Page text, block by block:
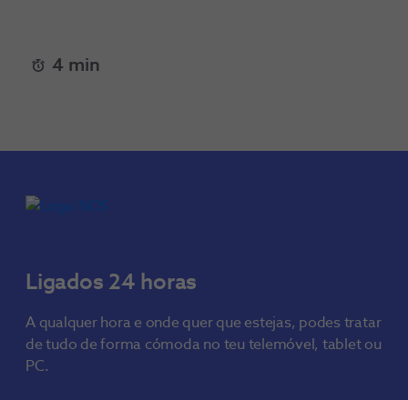
4 min
Ligados 24 horas
A qualquer hora e onde quer que estejas, podes tratar
de tudo de forma cómoda no teu telemóvel, tablet ou
PC.